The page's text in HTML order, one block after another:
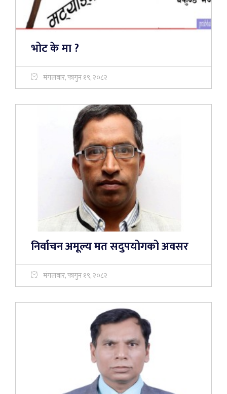
भोट के मा ?
मंगलबार, फागुन १९, २०८२
निर्वाचन अमूल्य मत सदुपयोगको अवसर
मंगलबार, फागुन १९, २०८२